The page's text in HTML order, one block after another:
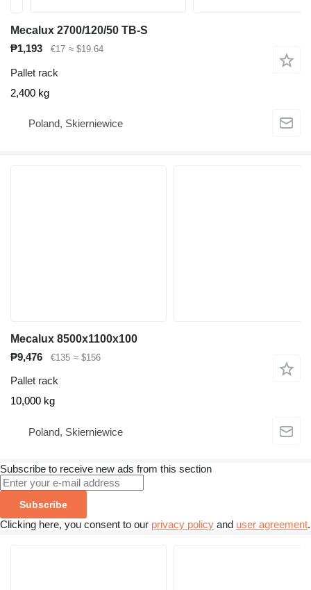
Mecalux 2700/120/50 TB-S
₱1,193
€17 ≈ $19.64
Pallet rack
2,400 kg
Poland, Skierniewice
Mecalux 8500x1100x100
₱9,476
€135 ≈ $156
Pallet rack
10,000 kg
Poland, Skierniewice
Subscribe to receive new ads from this section
Subscribe
Clicking here, you consent to our privacy policy and user agreement.